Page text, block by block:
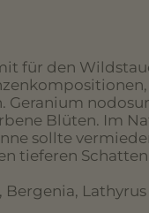
für den
Geranium
Blüten. Im
sollte
tieferen